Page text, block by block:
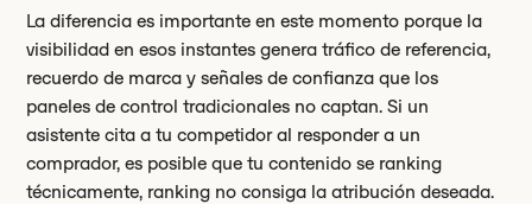
La diferencia es importante en este momento porque la
visibilidad en esos instantes genera tráfico de referencia,
recuerdo de marca y señales de confianza que los
paneles de control tradicionales no captan. Si un
asistente cita a tu competidor al responder a un
comprador, es posible que tu contenido se ranking
técnicamente, ranking no consiga la atribución deseada.